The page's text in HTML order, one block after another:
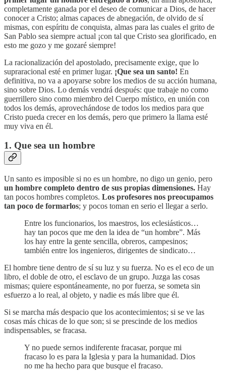
completamente ganada por el deseo de comunicar a Dios, de hacer
conocer a Cristo; almas capaces de abnegación, de olvido de sí
mismas, con espíritu de conquista, almas para las cuales el grito de
San Pablo sea siempre actual ¡con tal que Cristo sea glorificado, en
esto me gozo y me gozaré siempre!
La racionalización del apostolado, precisamente exige, que lo
supraracional esté en primer lugar. ¡Que sea un santo! En
definitiva, no va a apoyarse sobre los medios de su acción humana,
sino sobre Dios. Lo demás vendrá después: que trabaje no como
guerrillero sino como miembro del Cuerpo místico, en unión con
todos los demás, aprovechándose de todos los medios para que
Cristo pueda crecer en los demás, pero que primero la llama esté
muy viva en él.
1. Que sea un hombre
Un santo es imposible si no es un hombre, no digo un genio, pero
un hombre completo dentro de sus propias dimensiones. Hay
tan pocos hombres completos. Los profesores nos preocupamos
tan poco de formarlos; y pocos toman en serio el llegar a serlo.
Entre los funcionarios, los maestros, los eclesiásticos…
hay tan pocos que me den la idea de “un hombre”. Más
los hay entre la gente sencilla, obreros, campesinos;
también entre los ingenieros, dirigentes de sindicato…
El hombre tiene dentro de sí su luz y su fuerza. No es el eco de un
libro, el doble de otro, el esclavo de un grupo. Juzga las cosas
mismas; quiere espontáneamente, no por fuerza, se someta sin
esfuerzo a lo real, al objeto, y nadie es más libre que él.
Si se marcha más despacio que los acontecimientos; si se ve las
cosas más chicas de lo que son; si se prescinde de los medios
indispensables, se fracasa.
Y no puede sernos indiferente fracasar, porque mi
fracaso lo es para la Iglesia y para la humanidad. Dios
no me ha hecho para que busque el fracaso.